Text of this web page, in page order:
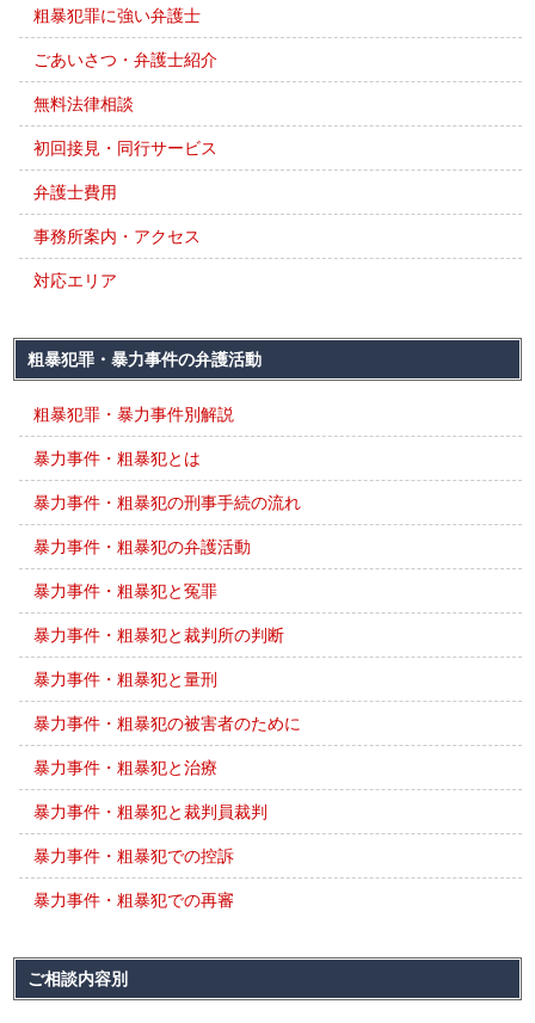
粗暴犯罪に強い弁護士
ごあいさつ・弁護士紹介
無料法律相談
初回接見・同行サービス
弁護士費用
事務所案内・アクセス
対応エリア
粗暴犯罪・暴力事件の弁護活動
粗暴犯罪・暴力事件別解説
暴力事件・粗暴犯とは
暴力事件・粗暴犯の刑事手続の流れ
暴力事件・粗暴犯の弁護活動
暴力事件・粗暴犯と冤罪
暴力事件・粗暴犯と裁判所の判断
暴力事件・粗暴犯と量刑
暴力事件・粗暴犯の被害者のために
暴力事件・粗暴犯と治療
暴力事件・粗暴犯と裁判員裁判
暴力事件・粗暴犯での控訴
暴力事件・粗暴犯での再審
ご相談内容別